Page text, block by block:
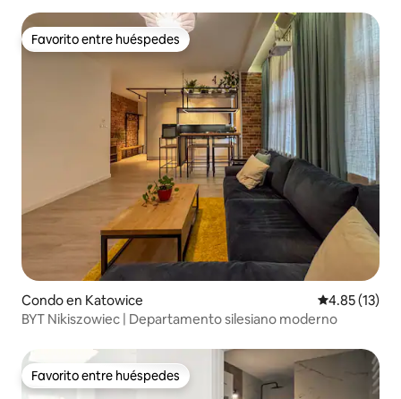
Favorito entre huéspedes
Favorito entre huéspedes
Condo en Katowice Calificación
4.85 (13)
BYT Nikiszowiec | Departamento silesiano moderno
Favorito entre huéspedes
Favorito entre huéspedes